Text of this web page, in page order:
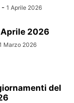
- 1 Aprile 2026
2026
Marzo 2026
del